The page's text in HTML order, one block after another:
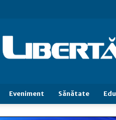
Cuvântul
Eveniment Sănătate